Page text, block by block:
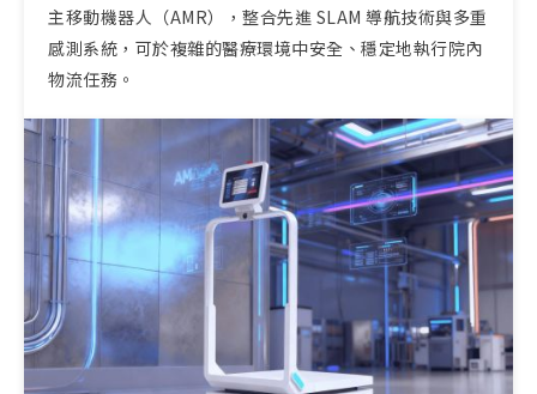
主移動機器人（AMR），整合先進 SLAM 導航技術與多重
感測系統，可於複雜的醫療環境中安全、穩定地執行院內
物流任務。